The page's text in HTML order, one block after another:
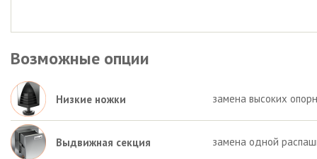
Возможные опции
Низкие ножки замена высоких
Выдвижная секция замена одной